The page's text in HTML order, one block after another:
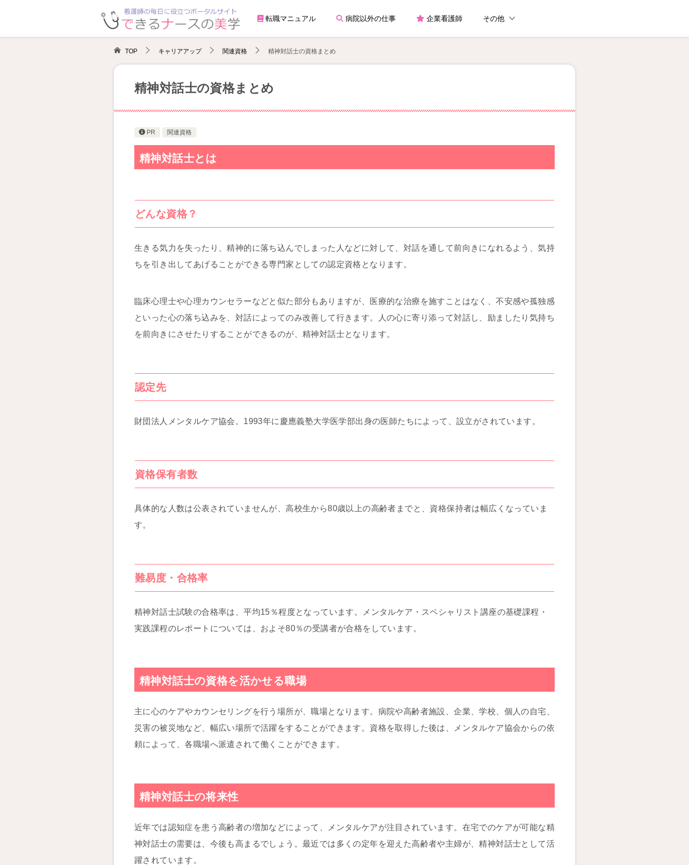
転職マニュアル 病院以外の仕事 企業看護師 その他
TOP キャリアアップ 関連資格 精神対話士の資格まとめ
精神対話士の資格まとめ
PR 関連資格
精神対話士とは
どんな資格？
生きる気力を失ったり、精神的に落ち込んでしまった人などに対して、対話を通して前向きになれるよう、気持
ちを引き出してあげることができる専門家としての認定資格となります。
臨床心理士や心理カウンセラーなどと似た部分もありますが、医療的な治療を施すことはなく、不安感や孤独感
といった心の落ち込みを、対話によってのみ改善して行きます。人の心に寄り添って対話し、励ましたり気持ち
を前向きにさせたりすることができるのが、精神対話士となります。
認定先
財団法人メンタルケア協会。1993年に慶應義塾大学医学部出身の医師たちによって、設立がされています。
資格保有者数
具体的な人数は公表されていませんが、高校生から80歳以上の高齢者までと、資格保持者は幅広くなっていま
す。
難易度・合格率
精神対話士試験の合格率は、平均15％程度となっています。メンタルケア・スペシャリスト講座の基礎課程・
実践課程のレポートについては、およそ80％の受講者が合格をしています。
精神対話士の資格を活かせる職場
主に心のケアやカウンセリングを行う場所が、職場となります。病院や高齢者施設、企業、学校、個人の自宅、
災害の被災地など、幅広い場所で活躍をすることができます。資格を取得した後は、メンタルケア協会からの依
頼によって、各職場へ派遣されて働くことができます。
精神対話士の将来性
近年では認知症を患う高齢者の増加などによって、メンタルケアが注目されています。在宅でのケアが可能な精
神対話士の需要は、今後も高まるでしょう。最近では多くの定年を迎えた高齢者や主婦が、精神対話士として活
躍されています。